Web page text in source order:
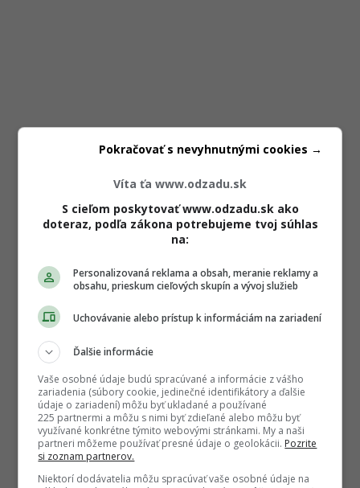
Víta ťa www.odzadu.sk
S cieľom poskytovať www.odzadu.sk ako
doteraz, podľa zákona potrebujeme tvoj súhlas
na:
Personalizovaná reklama a obsah, meranie reklamy a
obsahu, prieskum cieľových skupín a vývoj služieb
Uchovávanie alebo prístup k informáciám na zariadení
Ďalšie informácie
Vaše osobné údaje budú spracúvané a informácie z vášho
zariadenia (súbory cookie, jedinečné identifikátory a ďalšie
údaje o zariadení) môžu byť ukladané a používané
225 partnermi a môžu s nimi byť zdieľané alebo môžu byť
využívané konkrétne týmito webovými stránkami. My a naši
partneri môžeme používať presné údaje o geolokácii. Pozrite
si zoznam partnerov.
Niektorí dodávatelia môžu spracúvať vaše osobné údaje na
Pokračovať s nevyhnutnými cookies →